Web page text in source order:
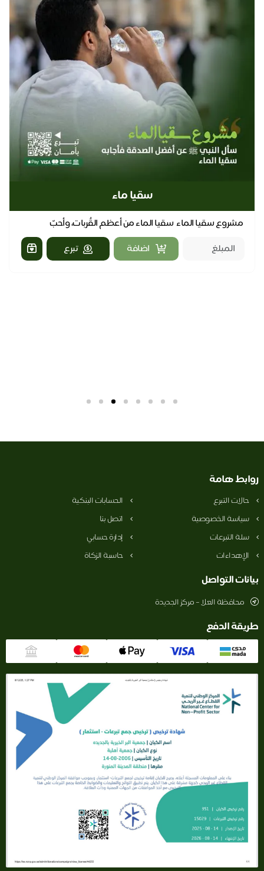
سقيا ماء
مشروع سقيا الماء سقيا الماء من أعظم القُربات، وأحبّ
الصدقات. يهدف هذا المشروع إلى توفير الماء البا...
اضافة تبرع
هامة
التبرع
الحسابات البنكية
الخصوصية
اتصل بنا
التبرعات
إدارة حسابي
حاسبة الزكاة
التواصل
محافظة العلا – مركز الجديدة
الدفع